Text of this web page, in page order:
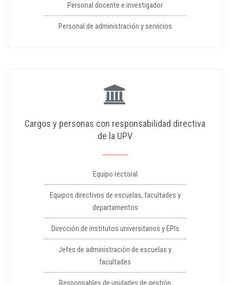
Personal docente e investigador
Personal de administración y servicios
Cargos y personas con responsabilidad directiva
de la UPV
Equipo rectoral
Equipos directivos de escuelas, facultades y
departamentos
Dirección de institutos universitarios y EPIs
Jefes de administración de escuelas y
facultades
Responsables de unidades de gestión